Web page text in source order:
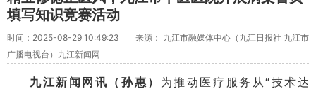
填写知识竞赛活动
时间：2025-08-29 10:49:23
来源： 九江市融媒体中心（九江日报社 九江市
广播电视台）九江新闻网
九江新闻网讯（孙惠） 为推动医疗服务从“技术达